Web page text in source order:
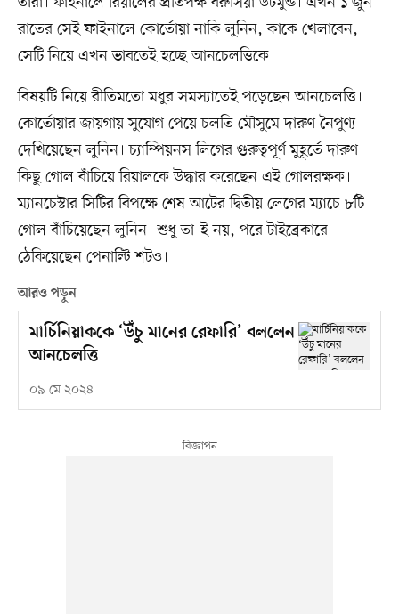
রাতের সেই ফাইনালে কোর্তোয়া নাকি লুনিন, কাকে খেলাবেন,
সেটি নিয়ে এখন ভাবতেই হচ্ছে আনচেলত্তিকে।
বিষয়টি নিয়ে রীতিমতো মধুর সমস্যাতেই পড়েছেন আনচেলত্তি।
কোর্তোয়ার জায়গায় সুযোগ পেয়ে চলতি মৌসুমে দারুণ নৈপুণ্য
দেখিয়েছেন লুনিন। চ্যাম্পিয়নস লিগের গুরুত্বপূর্ণ মুহূর্তে দারুণ
কিছু গোল বাঁচিয়ে রিয়ালকে উদ্ধার করেছেন এই গোলরক্ষক।
ম্যানচেস্টার সিটির বিপক্ষে শেষ আটের দ্বিতীয় লেগের ম্যাচে ৮টি
গোল বাঁচিয়েছেন লুনিন। শুধু তা-ই নয়, পরে টাইব্রেকারে
ঠেকিয়েছেন পেনাল্টি শটও।
আরও পড়ুন
মার্চিনিয়াককে ‘উঁচু মানের রেফারি’ বললেন
আনচেলত্তি
০৯ মে ২০২৪